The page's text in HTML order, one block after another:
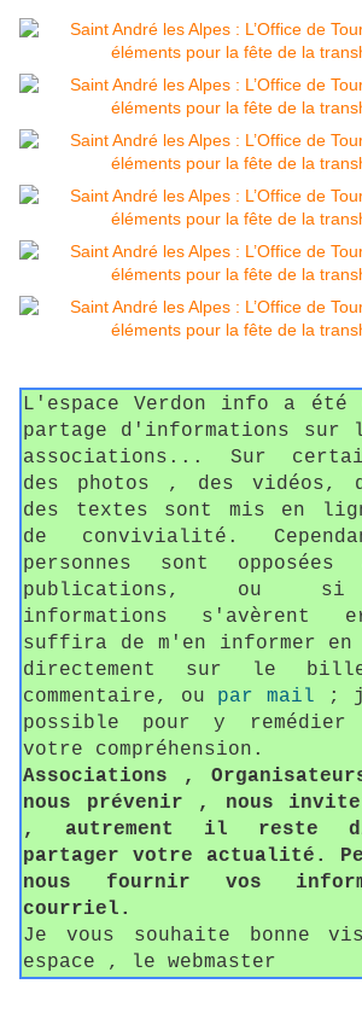
L'espace Verdon info a
partage d'informations sur
associations... Sur
des photos , des vidéos,
des textes sont mis en
de convivialité.
personnes sont
publications, ou si
informations s'avèrent
suffira de m'en informer
directement sur le
commentaire, ou par mail ;
possible pour y
votre compréhension.
Associations ,
nous prévenir , nous
, autrement il reste
partager votre actualité.
nous fournir vos
courriel.
Je vous souhaite bonne
espace , le webmaster